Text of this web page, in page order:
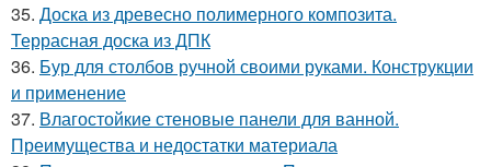
35. Доска из древесно полимерного композита.
Террасная доска из ДПК
36. Бур для столбов ручной своими руками. Конструкции
и применение
37. Влагостойкие стеновые панели для ванной.
Преимущества и недостатки материала